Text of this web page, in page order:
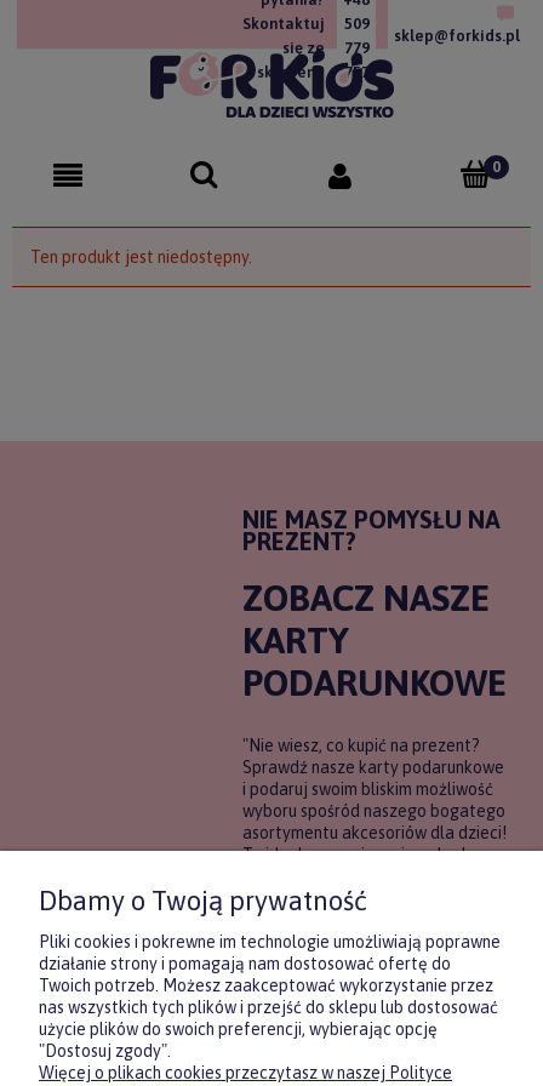
Skontaktuj
się ze
sklepem!
509
779
757
sklep@forkids.pl
Ten produkt jest niedostępny.
NIE MASZ POMYSŁU NA
PREZENT?
ZOBACZ NASZE
KARTY
PODARUNKOWE
"Nie wiesz, co kupić na prezent?
Sprawdź nasze karty podarunkowe
i podaruj swoim bliskim możliwość
wyboru spośród naszego bogatego
asortymentu akcesoriów dla dzieci!
To idealne rozwiązanie, gdy chcesz
pewności, co będzie najbardziej
trafione.
DOWIEDZ SIĘ WIĘCEJ
Dbamy o Twoją prywatność
Pliki cookies i pokrewne im technologie umożliwiają poprawne
działanie strony i pomagają nam dostosować ofertę do
Twoich potrzeb. Możesz zaakceptować wykorzystanie przez
nas wszystkich tych plików i przejść do sklepu lub dostosować
użycie plików do swoich preferencji, wybierając opcję
"Dostosuj zgody".
Więcej o plikach cookies przeczytasz w naszej Polityce